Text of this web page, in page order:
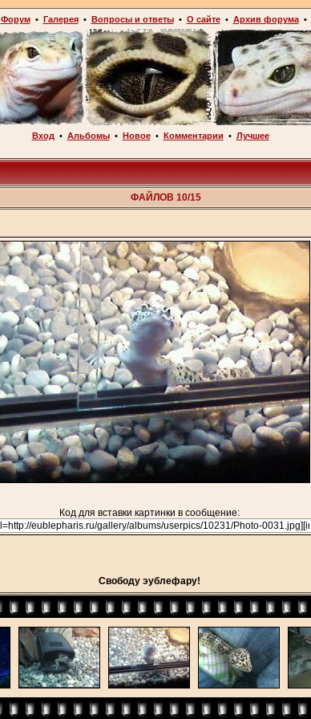
Форум• Галерея• Вопросы и ответы• О сайте• Архив форума•
Вход • Альбомы• Новое• Комментарии • Лучшее
ФАЙЛОВ 10/15
Код для вставки картинки в сообщение:
Свободу эублефару!